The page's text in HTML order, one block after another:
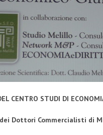
CENTRO STUDI DI
Dottori Commercialisti di